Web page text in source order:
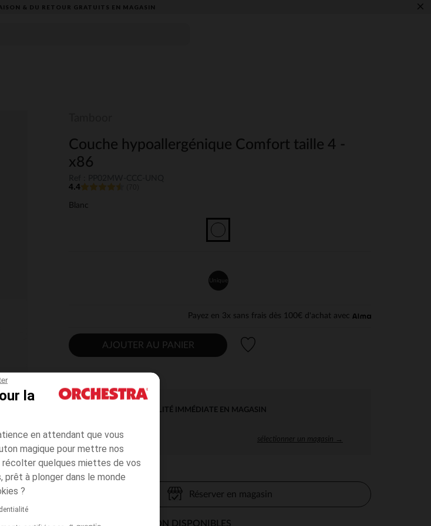
la
en attendant que vous
magique pour mettre nos
quelques miettes de vos
prêt à plonger dans le monde
?
& DU RETOUR GRATUITS EN MAGASIN​ ×
Couche hypoallergénique Comfort taille 4 -
x86
4.4
Blanc
Unique
Payez en 3x sans frais dès 100€ d'achat avec
AJOUTER AU PANIER
DISPONIBILITÉ IMMÉDIATE EN MAGASIN
sélectionner un magasin →
Réserver en magasin
MODES DE LIVRAISON DISPONIBLES